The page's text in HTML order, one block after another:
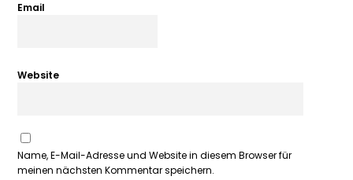
Email
Website
Name, E-Mail-Adresse und Website in diesem Browser für
meinen nächsten Kommentar speichern.